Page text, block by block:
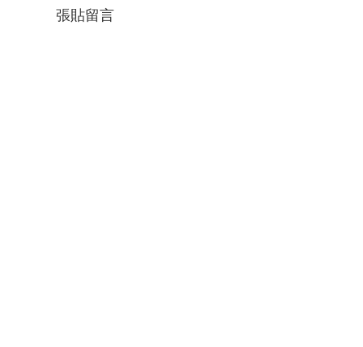
張貼留言